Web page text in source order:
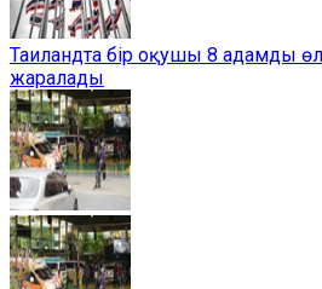
Таиландта бір оқушы 8 адамды
жаралады